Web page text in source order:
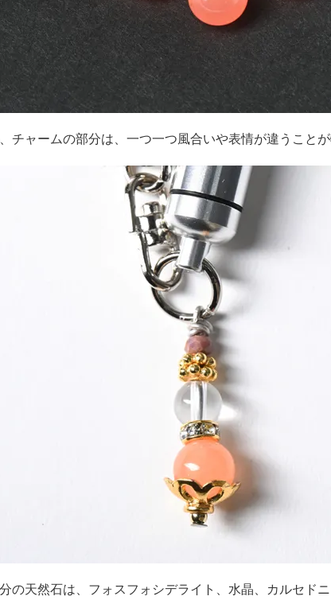
チャームの部分は、一つ一つ風合いや表情が違うことが
の天然石は、フォスフォシデライト、水晶、カルセドニ